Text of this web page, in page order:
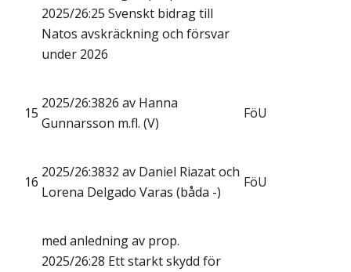
2025/26:25 Svenskt bidrag till
Natos avskräckning och försvar
under 2026
15
2025/26:3826 av Hanna
Gunnarsson m.fl. (V)
FöU
16
2025/26:3832 av Daniel Riazat och
Lorena Delgado Varas (båda -)
FöU
med anledning av prop.
2025/26:28 Ett starkt skydd för